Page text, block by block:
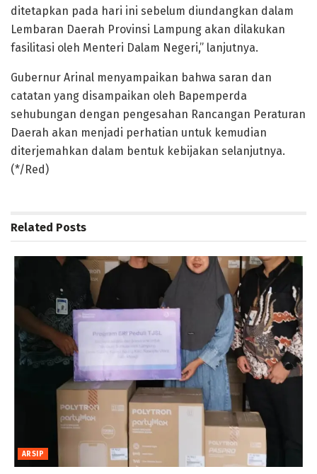
ditetapkan pada hari ini sebelum diundangkan dalam
Lembaran Daerah Provinsi Lampung akan dilakukan
fasilitasi oleh Menteri Dalam Negeri,” lanjutnya.
Gubernur Arinal menyampaikan bahwa saran dan
catatan yang disampaikan oleh Bapemperda
sehubungan dengan pengesahan Rancangan Peraturan
Daerah akan menjadi perhatian untuk kemudian
diterjemahkan dalam bentuk kebijakan selanjutnya.
(*/Red)
Related Posts
ARSIP